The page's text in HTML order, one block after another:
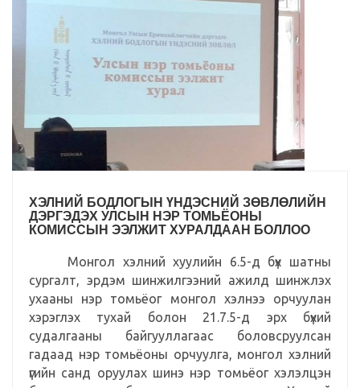
ХЭЛНИЙ БОДЛОГЫН ҮНДЭСНИЙ ЗӨВЛӨЛИЙН
ДЭРГЭДЭХ УЛСЫН НЭР ТОМЬЁОНЫ
КОМИССЫН ЭЭЛЖИТ ХУРАЛДААН БОЛЛОО
Монгол хэлний хуулийн 6.5-д бүх шатны
сургалт, эрдэм шинжилгээний ажилд шинжлэх
ухааны нэр томьёог монгол хэлнээ орчуулан
хэрэглэх тухай болон 21.7.5-д эрх бүхий
судалгааны байгууллагаас боловсруулсан
гадаад нэр томьёоны орчуулга, монгол хэлний
үгийн санд оруулах шинэ нэр томьёог хэлэлцэн